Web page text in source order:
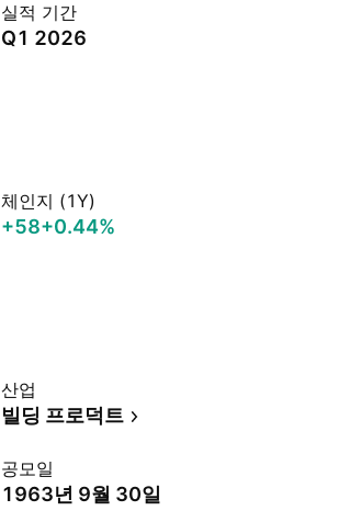
실적 기간
Q1 2026
체인지 (1Y)
+58+0.44%
산업
빌딩 프로덕트
공모일
1963년 9월 30일